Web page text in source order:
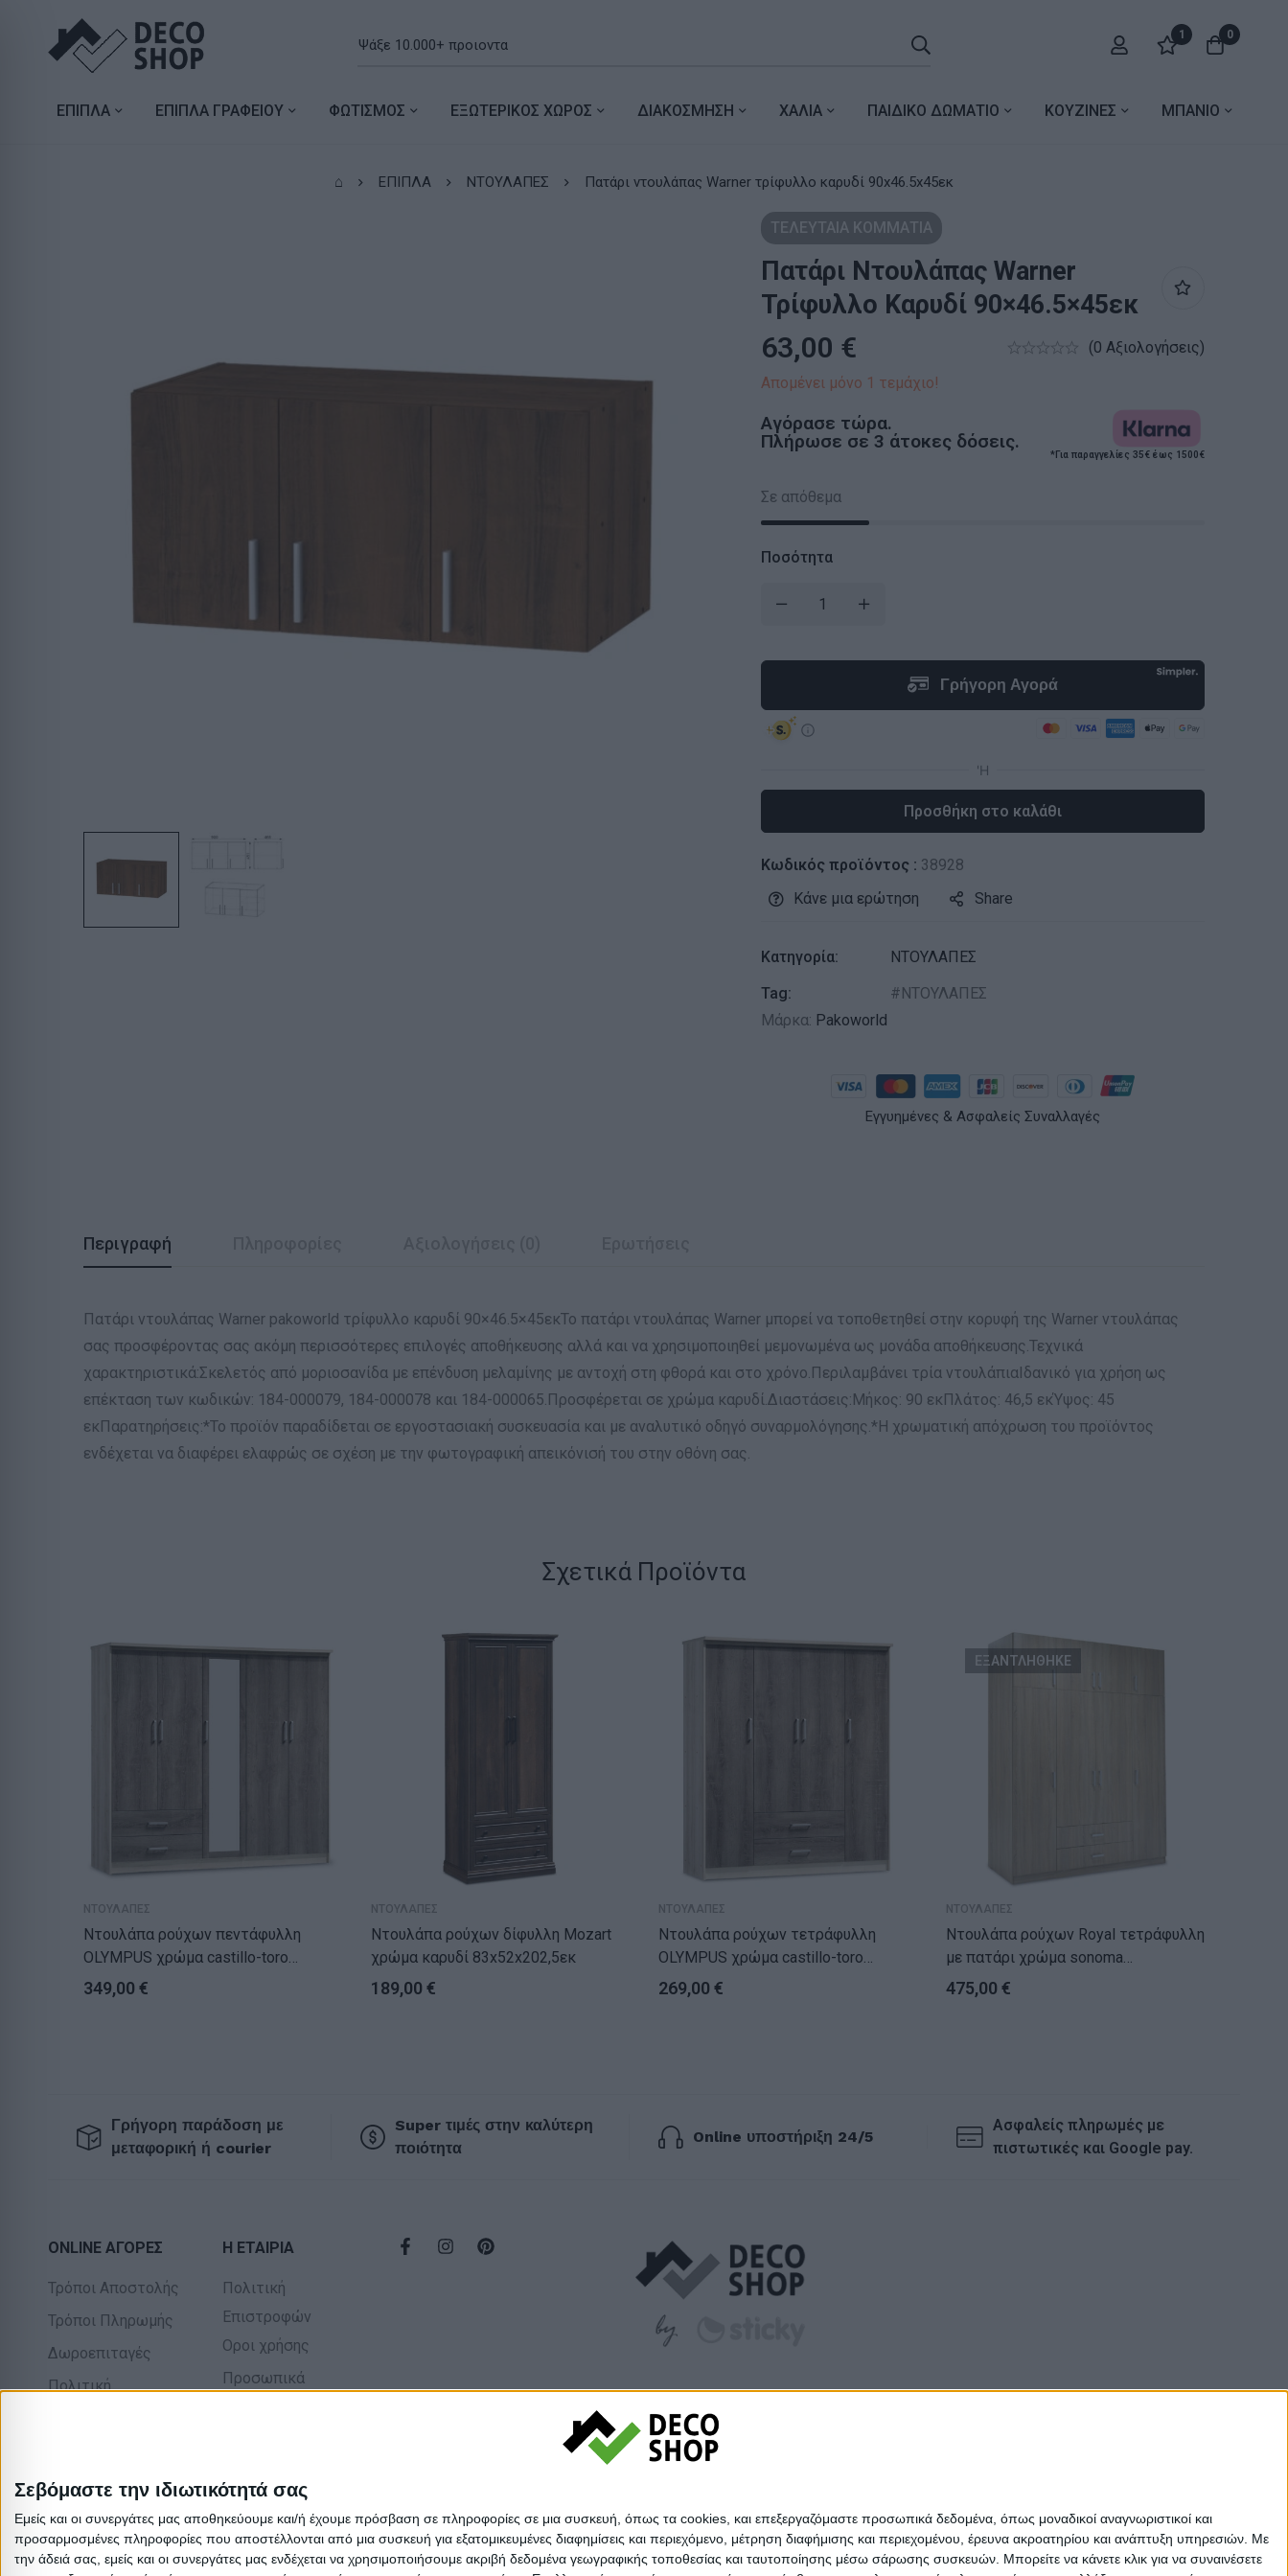
Σεβόμαστε την ιδιωτικότητά σας
Εμείς και οι συνεργάτες μας αποθηκεύουμε και/ή έχουμε πρόσβαση σε πληροφορίες σε μια συσκευή, όπως τα cookies, και επεξεργαζόμαστε προσωπικά δεδομένα, όπως μοναδικοί αναγνωριστικοί και
προσαρμοσμένες πληροφορίες που αποστέλλονται από μια συσκευή για εξατομικευμένες διαφημίσεις και περιεχόμενο, μέτρηση διαφήμισης και περιεχομένου, έρευνα ακροατηρίου και ανάπτυξη υπηρεσιών. Με
την άδειά σας, εμείς και οι συνεργάτες μας ενδέχεται να χρησιμοποιήσουμε ακριβή δεδομένα γεωγραφικής τοποθεσίας και ταυτοποίησης μέσω σάρωσης συσκευών. Μπορείτε να κάνετε κλικ για να συναινέσετε
1 0
ΕΠΙΠΛΑ ΕΠΙΠΛΑ ΓΡΑΦΕΙΟΥ ΦΩΤΙΣΜΟΣ ΕΞΩΤΕΡΙΚΟΣ ΧΩΡΟΣ ΔΙΑΚΟΣΜΗΣΗ ΧΑΛΙΑ ΠΑΙΔΙΚΟ ΔΩΜΑΤΙΟ ΚΟΥΖΙΝΕΣ ΜΠΑΝΙΟ
⌂ ΕΠΙΠΛΑ ΝΤΟΥΛΑΠΕΣ Πατάρι ντουλάπας Warner τρίφυλλο καρυδί 90x46.5x45εκ
ΤΕΛΕΥΤΑΙΑ ΚΟΜΜΑΤΙΑ
Πατάρι Ντουλάπας Warner
Τρίφυλλο Καρυδί 90×46.5×45εκ
63,00 €
(0 Αξιολογήσεις)
Απομένει μόνο 1 τεμάχιο!
Αγόρασε τώρα.
Πλήρωσε σε 3 άτοκες δόσεις.
*Για παραγγελίες 35€ έως 1500€
Σε απόθεμα
Ποσότητα
Προσθήκη στο καλάθι
Κωδικός προϊόντος : 38928
Κάνε μια ερώτηση
Share
Κατηγορία:
ΝΤΟΥΛΑΠΕΣ
Tag:
ΝΤΟΥΛΑΠΕΣ
Μάρκα: Pakoworld
Εγγυημένες & Ασφαλείς Συναλλαγές
Περιγραφή
Πατάρι ντουλάπας Warner pakoworld τρίφυλλο καρυδί 90×46.5×45εκΤο πατάρι ντουλάπας Warner μπορεί να τοποθετηθεί στην κορυφή της Warner ντουλάπας
σας προσφέροντας σας ακόμη περισσότερες επιλογές αποθήκευσης αλλά και να χρησιμοποιηθεί μεμονωμένα ως μονάδα αποθήκευσης.Τεχνικά
χαρακτηριστικά:Σκελετός από μοριοσανίδα με επένδυση μελαμίνης με αντοχή στη φθορά και στο χρόνο.Περιλαμβάνει τρία ντουλάπιαΙδανικό για χρήση ως
επέκταση των κωδικών: 184-000079, 184-000078 και 184-000065.Προσφέρεται σε χρώμα καρυδί.Διαστάσεις:Μήκος: 90 εκΠλάτος: 46,5 εκΎψος: 45
εκΠαρατηρήσεις:*Το προϊόν παραδίδεται σε εργοστασιακή συσκευασία και με αναλυτικό οδηγό συναρμολόγησης.*Η χρωματική απόχρωση του προϊόντος
ενδέχεται να διαφέρει ελαφρώς σε σχέση με την φωτογραφική απεικόνισή του στην οθόνη σας.
Σχετικά Προϊόντα
ΝΤΟΥΛΑΠΕΣ
Ντουλάπα ρούχων πεντάφυλλη
OLYMPUS χρώμα castillo-toro
198x57x183εκ
349,00 €
ΝΤΟΥΛΑΠΕΣ
Ντουλάπα ρούχων δίφυλλη Mozart
χρώμα καρυδί 83x52x202,5εκ
189,00 €
ΝΤΟΥΛΑΠΕΣ
Ντουλάπα ρούχων τετράφυλλη
OLYMPUS χρώμα castillo-toro
159x57x183εκ
269,00 €
ΕΞΑΝΤΛΗΘΗΚΕ
ΝΤΟΥΛΑΠΕΣ
Ντουλάπα ρούχων Royal τετράφυλλη
με πατάρι χρώμα sonoma
200x58x230
475,00 €
Γρήγορη παράδοση με
μεταφορική ή courier
Super τιμές στην καλύτερη
ποιότητα
Online υποστήριξη 24/5
Ασφαλείς πληρωμές με
πιστωτικές και Google pay.
ONLINE ΑΓΟΡΕΣ
Τρόποι Αποστολής
Τρόποι Πληρωμής
Δωροεπιταγές
Πολιτική
Η ΕΤΑΙΡΙΑ
Πολιτική
Επιστροφών
Οροι χρήσης
Προσωπικά